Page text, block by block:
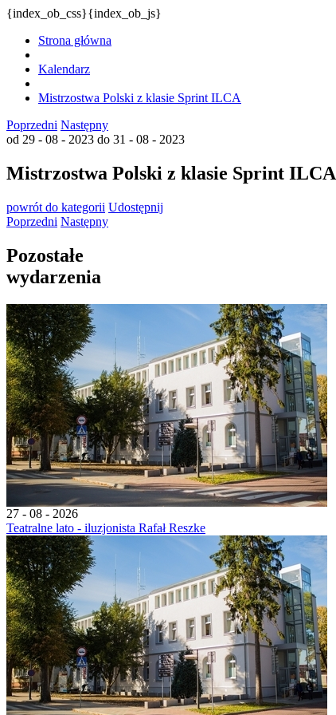
{index_ob_css}{index_ob_js}
Strona główna
Kalendarz
Mistrzostwa Polski z klasie Sprint ILCA
Poprzedni Następny
od 29 - 08 - 2023 do 31 - 08 - 2023
Mistrzostwa Polski z klasie Sprint ILCA
powrót do kategorii Udostępnij
Poprzedni Następny
Pozostałe
wydarzenia
27 - 08 - 2026
Teatralne lato - iluzjonista Rafał Reszke